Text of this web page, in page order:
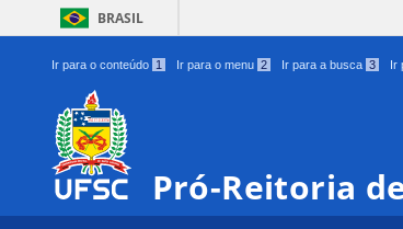
BRASIL
Ir para o conteúdo 1 Ir para o menu 2 Ir para a busca 3 Ir
Pró-Reitoria